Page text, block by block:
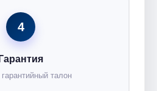
4
Гарантия
талон